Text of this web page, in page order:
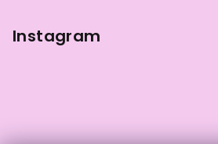
Instagram